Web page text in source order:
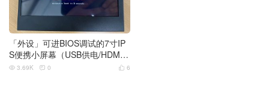
「外设」可进BIOS调试的7寸IP
S便携小屏幕（USB供电/HDM
I）
 6
 3.69K  0